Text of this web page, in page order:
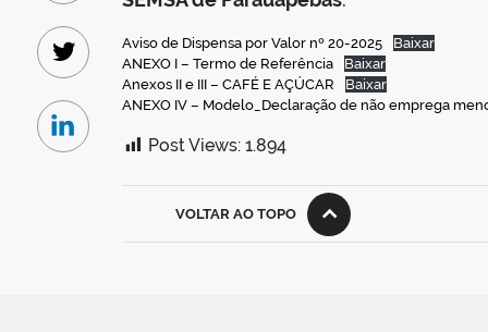
Aviso de Dispensa por Valor nº 20-2025
Baixar
ANEXO I – Termo de Referência
Baixar
Anexos II e III – CAFÉ E AÇÚCAR
Baixar
ANEXO IV – Modelo_Declaração de não emprega
Twitter
Linkedin Post Views: 1.894
VOLTAR AO TOPO